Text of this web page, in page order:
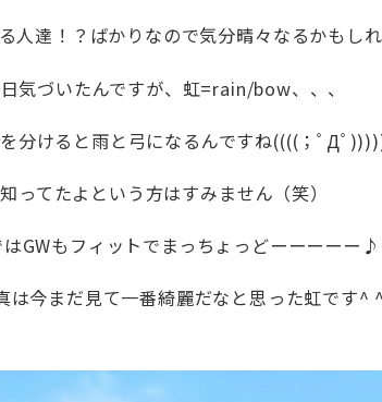
人達！？ばかりなので気分晴々なるかもし
気づいたんですが、虹=rain/bow、、、
分けると雨と弓になるんですね((((；ﾟДﾟ
知ってたよという方はすみません（笑）
GWもフィットでまっちょっどーーーーー♪
は今まだ見て一番綺麗だなと思った虹です^ ^